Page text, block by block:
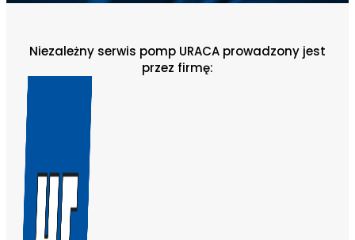
Niezależny serwis pomp URACA prowadzony jest
przez firmę: